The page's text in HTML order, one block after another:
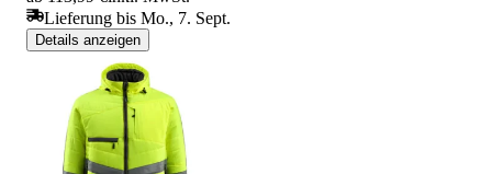
Lieferung bis Mo., 7. Sept.
Details anzeigen